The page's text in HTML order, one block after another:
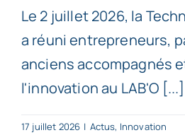
Le 2 juillet 2026, la
a réuni entrepreneurs,
anciens accompagnés
l'innovation au LAB'O [...]
17 juillet 2026 | Actus, Innovation